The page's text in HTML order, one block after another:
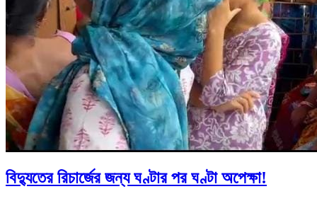
বিদ্যুতের রিচার্জের জন্য ঘণ্টার পর ঘণ্টা অপেক্ষা!